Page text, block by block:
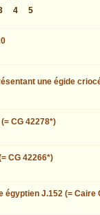
4 5
une égide
CG 42278*)
CG 42266*)
égyptien J.152 (= Caire